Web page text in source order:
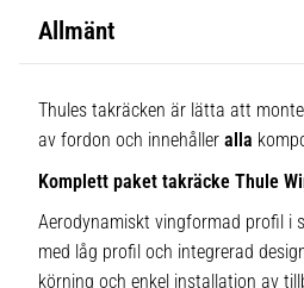
Allmänt
Thules takräcken är lätta att
av fordon och innehåller alla
Komplett paket takräcke Thule
Aerodynamiskt vingformad profil i
med låg profil och integrerad
körning och enkel installation av